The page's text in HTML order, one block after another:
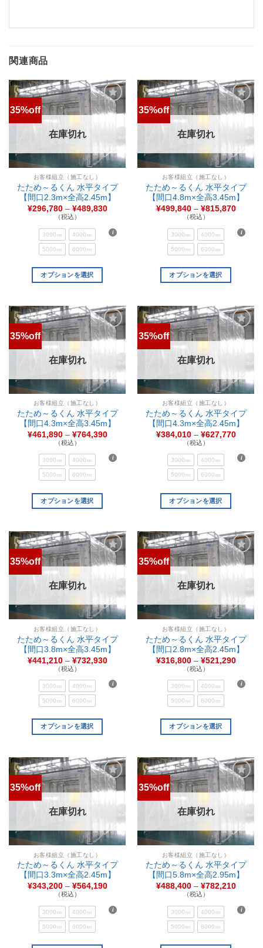
関連商品
35%off
お気
在庫切れ
お客様組立（施工なし）
たため～るくん 水平タイプ
【間口2.3m×全高2.45m】
¥296,780– ¥489,830
（税込）
3000㎜ 4000㎜
5000㎜ 6000㎜
オプションを選択
35%off
お気
在庫切れ
お客様組立（施工なし）
たため～るくん 水平タイプ
【間口4.8m×全高3.45m】
¥499,840– ¥815,870
（税込）
3000㎜ 4000㎜
5000㎜ 6000㎜
オプションを選択
35%off
お気
在庫切れ
お客様組立（施工なし）
たため～るくん 水平タイプ
【間口4.3m×全高3.45m】
¥461,890– ¥764,390
（税込）
3000㎜ 4000㎜
5000㎜ 6000㎜
オプションを選択
35%off
お気
在庫切れ
お客様組立（施工なし）
たため～るくん 水平タイプ
【間口4.3m×全高2.45m】
¥384,010– ¥627,770
（税込）
3000㎜ 4000㎜
5000㎜ 6000㎜
オプションを選択
35%off
お気
在庫切れ
お客様組立（施工なし）
たため～るくん 水平タイプ
【間口3.8m×全高3.45m】
¥441,210– ¥732,930
（税込）
3000㎜ 4000㎜
5000㎜ 6000㎜
オプションを選択
35%off
お気
在庫切れ
お客様組立（施工なし）
たため～るくん 水平タイプ
【間口2.8m×全高2.45m】
¥316,800– ¥521,290
（税込）
3000㎜ 4000㎜
5000㎜ 6000㎜
オプションを選択
35%off
お気
在庫切れ
お客様組立（施工なし）
たため～るくん 水平タイプ
【間口3.3m×全高2.45m】
¥343,200– ¥564,190
（税込）
3000㎜ 4000㎜
5000㎜ 6000㎜
35%off
お気
在庫切れ
お客様組立（施工なし）
たため～るくん 水平タイプ
【間口5.8m×全高2.95m】
¥488,400– ¥782,210
（税込）
3000㎜ 4000㎜
5000㎜ 6000㎜